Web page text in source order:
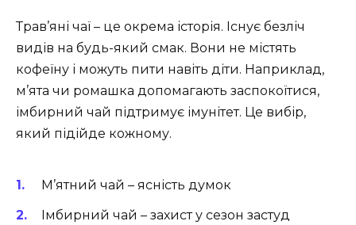
Трав’яні чаї – це окрема історія. Існує безліч
видів на будь-який смак. Вони не містять
кофеїну і можуть пити навіть діти. Наприклад,
м’ята чи ромашка допомагають заспокоїтися,
імбирний чай підтримує імунітет. Це вибір,
який підійде кожному.
М’ятний чай – ясність думок
Імбирний чай – захист у сезон застуд